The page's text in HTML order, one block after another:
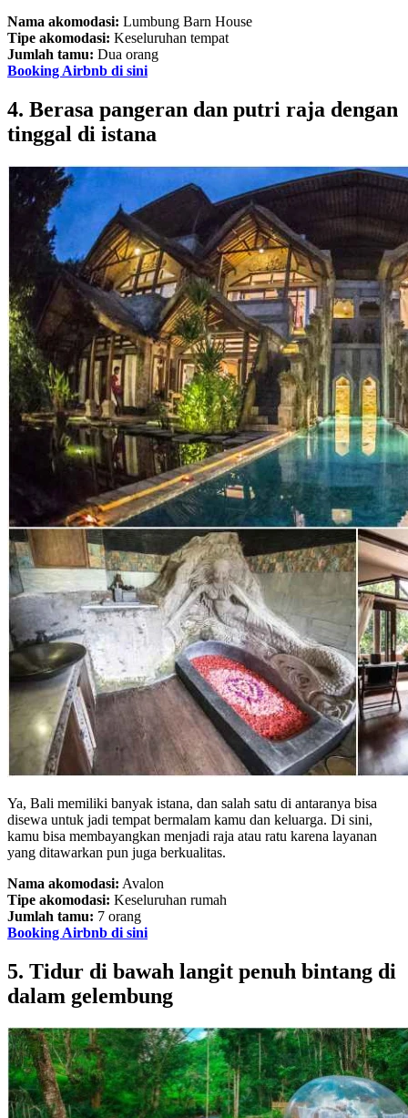
Nama akomodasi: Lumbung Barn House
Tipe akomodasi: Keseluruhan tempat
Jumlah tamu: Dua orang
Booking Airbnb di sini
4. Berasa pangeran dan putri raja dengan
tinggal di istana
Ya, Bali memiliki banyak istana, dan salah satu di antaranya bisa
disewa untuk jadi tempat bermalam kamu dan keluarga. Di sini,
kamu bisa membayangkan menjadi raja atau ratu karena layanan
yang ditawarkan pun juga berkualitas.
Nama akomodasi: Avalon
Tipe akomodasi: Keseluruhan rumah
Jumlah tamu: 7 orang
Booking Airbnb di sini
5. Tidur di bawah langit penuh bintang di
dalam gelembung